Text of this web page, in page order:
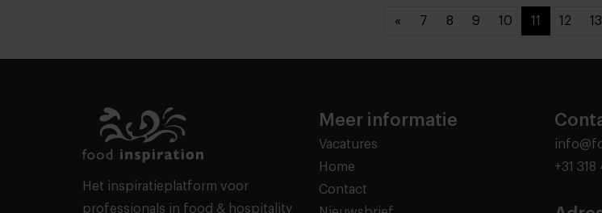
« 7 8 9 10 11 12 13
Het inspiratieplatform voor
professionals in food & hospitality
Meer informatie
Vacatures
Home
Contact
+31 318